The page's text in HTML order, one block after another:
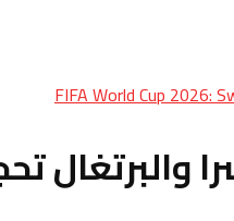
FIFA World Cup 2026: